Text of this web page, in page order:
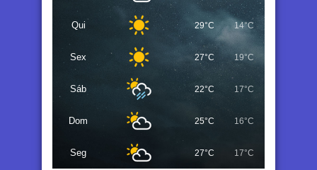
Qui 29°C 14°C
Sex 27°C 19°C
Sáb 22°C 17°C
Dom 25°C 16°C
Seg 27°C 17°C